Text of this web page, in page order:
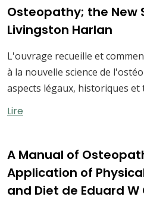
Osteopathy; the New
Livingston Harlan
L'ouvrage recueille et
à la nouvelle science de
aspects légaux, historiques et
Lire
A Manual of
Application of
and Diet de Eduard W